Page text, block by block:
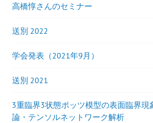
高橋惇さんのセミナー
送別 2022
学会発表（2021年9月）
送別 2021
3重臨界3状態ポッツ模型の表面臨界現
論・テンソルネットワーク解析